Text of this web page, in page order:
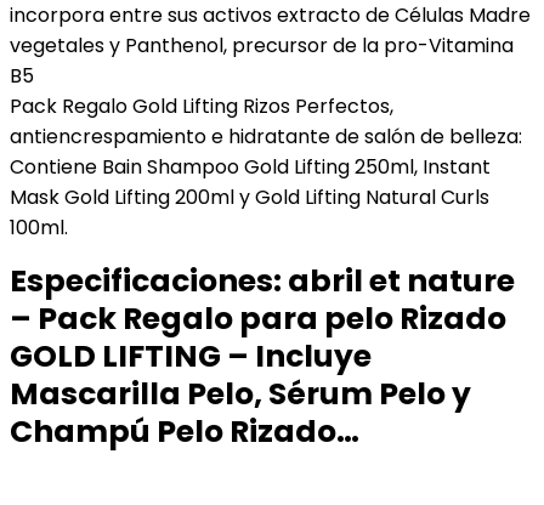
incorpora entre sus activos extracto de Células Madre
vegetales y Panthenol, precursor de la pro-Vitamina
B5
Pack Regalo Gold Lifting Rizos Perfectos,
antiencrespamiento e hidratante de salón de belleza:
Contiene Bain Shampoo Gold Lifting 250ml, Instant
Mask Gold Lifting 200ml y Gold Lifting Natural Curls
100ml.
Especificaciones: abril et nature
– Pack Regalo para pelo Rizado
GOLD LIFTING – Incluye
Mascarilla Pelo, Sérum Pelo y
Champú Pelo Rizado…